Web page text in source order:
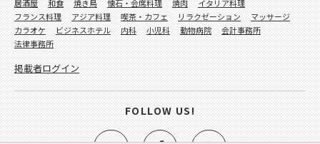
居酒屋 和食 焼き鳥 懐石・会席料理 焼肉
イタリア料理
フランス料理
アジア料理 喫茶・カフェ リラクゼーション
マッサージ
カラオケ
ビジネスホテル 内科 小児科 動物病院
会計事務所
法律事務所
掲載者ログイン
FOLLOW US!